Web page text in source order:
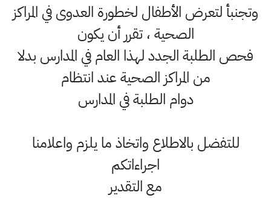
وتجنبأ لتعرض الأطفال لخطورة العدوى في المراكز
الصحية ، تقرر أن يكون
فحص الطلبة الجدد لهذا العام في المدارس بدلا
من المراكز الصحية عند انتظام
دوام الطلبة في المدارس
للتفضل بالاطلاع واتخاذ ما يلزم واعلامنا
اجراءاتكم
مع التقدير